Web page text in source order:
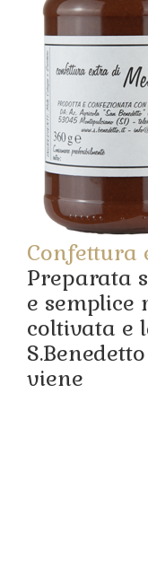
Confettura
Preparata
e semplice
coltivata e
viene